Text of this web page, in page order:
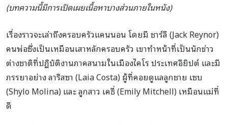
(บทความนี้มีการเปิดเผยเนื้อหาบางส่วนภายในหนัง)
เรื่องราวจะเล่าถึงครอบครัวแคนนอน โดยมี ชาร์ลี (Jack Reynor)
คนพ่อซึ่งเป็นเหมือนเสาหลักครอบครัว เขาทำหน้าที่เป็นนักข่าว
ต่างชาติที่ปฏิบัติงานภาคสนามในเมืองไคโร ประเทศอียิปต์ และมี
ภรรยาอย่าง ลาริสซา (Laia Costa) ผู้ที่คอยดูแลลูกชาย เซบ
(Shylo Molina) และ ลูกสาว เคธี่ (Emily Mitchell) เหมือนแม่ที่
ดี